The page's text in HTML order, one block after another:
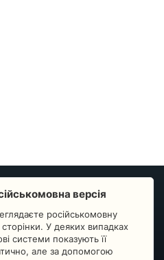
СВЯЗЬ
Статистика изменений
версія
російськомовну
сторінки. У деяких випадках
системи показують її
але за допомогою